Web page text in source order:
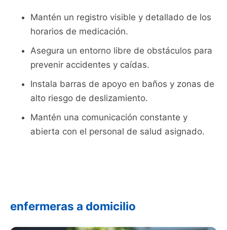
Mantén un registro visible y detallado de los
horarios de medicación.
Asegura un entorno libre de obstáculos para
prevenir accidentes y caídas.
Instala barras de apoyo en baños y zonas de
alto riesgo de deslizamiento.
Mantén una comunicación constante y
abierta con el personal de salud asignado.
enfermeras a domicilio